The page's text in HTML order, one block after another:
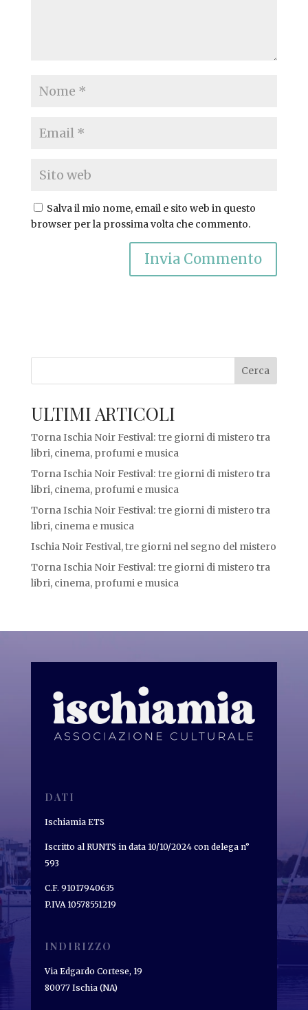
Salva il mio nome, email e sito web in questo
browser per la prossima volta che commento.
Cerca
ULTIMI ARTICOLI
Torna Ischia Noir Festival: tre giorni di mistero tra
libri, cinema, profumi e musica
Torna Ischia Noir Festival: tre giorni di mistero tra
libri, cinema, profumi e musica
Torna Ischia Noir Festival: tre giorni di mistero tra
libri, cinema e musica
Ischia Noir Festival, tre giorni nel segno del mistero
Torna Ischia Noir Festival: tre giorni di mistero tra
libri, cinema, profumi e musica
DATI
Ischiamia ETS
Iscritto al RUNTS in data 10/10/2024 con delega n°
593
C.F. 91017940635
P.IVA 10578551219
INDIRIZZO
Via Edgardo Cortese, 19
80077 Ischia (NA)